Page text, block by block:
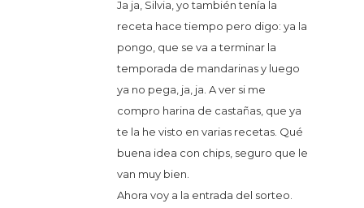
Ja ja, Silvia, yo también tenía la
receta hace tiempo pero digo: ya la
pongo, que se va a terminar la
temporada de mandarinas y luego
ya no pega, ja, ja. A ver si me
compro harina de castañas, que ya
te la he visto en varias recetas. Qué
buena idea con chips, seguro que le
van muy bien.
Ahora voy a la entrada del sorteo.